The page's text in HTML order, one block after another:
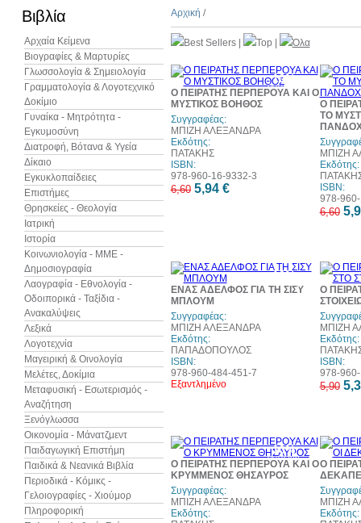
Βιβλία
Αρχαία Κείμενα
Βιογραφίες & Μαρτυρίες
Γλωσσολογία & Σημειολογία
Γραμματολογία & Λογοτεχνικό
Δοκίμιο
Γυναίκα - Μητρότητα -
Εγκυμοσύνη
Διατροφή, Βότανα & Υγεία
Δίκαιο
Εγκυκλοπαίδειες
Επιστήμες
Θρησκείες - Θεολογία
Ιατρική
Ιστορία
Κοινωνιολογία - ΜΜΕ -
Δημοσιογραφία
Λαογραφία - Εθνολογία -
Οδοιπορικά - Ταξίδια -
Ανακαλύψεις
Λεξικά
Λογοτεχνία
Μαγειρική & Οινολογία
Μελέτες, Δοκίμια
Μεταφυσική - Εσωτερισμός -
Αναζήτηση
Ξενόγλωσσα
Οικονομία - Μάνατζμεντ
Παιδαγωγική Επιστήμη
Παιδικά & Νεανικά Βιβλία
Περιοδικά - Κόμικς -
Γελοιογραφίες - Χιούμορ
Πληροφορική
Αρχική /
Best Sellers| Top Όλα
10%
έκπτωση
Ο ΠΕΙΡΑΤΗΣ ΠΕΡΠΕΡΟΥΑ ΚΑΙ Ο
ΜΥΣΤΙΚΟΣ ΒΟΗΘΟΣ
Συγγραφέας:
ΜΠΙΖΗ ΑΛΕΞΑΝΔΡΑ
Εκδότης:
ΠΑΤΑΚΗΣ
ISBN:
978-960-16-9332-3
6,60 5,94 €
Ο
ΤΟ
ΜΠΙΖΗ
Εκδότης:
ISBN:
978-
6,60
10%
ΕΝΑΣ ΑΔΕΛΦΟΣ ΓΙΑ ΤΗ ΣΙΣΥ
ΜΠΛΟΥΜ
Συγγραφέας:
ΜΠΙΖΗ ΑΛΕΞΑΝΔΡΑ
Εκδότης:
ΠΑΠΑΔΟΠΟΥΛΟΣ
ISBN:
978-960-484-451-7
Εξαντλημένο
Ο
ΜΠΙΖΗ
Εκδότης:
ISBN:
978-
5,90
10%
έκπτωση
Ο ΠΕΙΡΑΤΗΣ ΠΕΡΠΕΡΟΥΑ ΚΑΙ Ο
ΚΡΥΜΜΕΝΟΣ ΘΗΣΑΥΡΟΣ
Συγγραφέας:
ΜΠΙΖΗ ΑΛΕΞΑΝΔΡΑ
Εκδότης:
Ο
ΜΠΙΖΗ
Εκδότης: